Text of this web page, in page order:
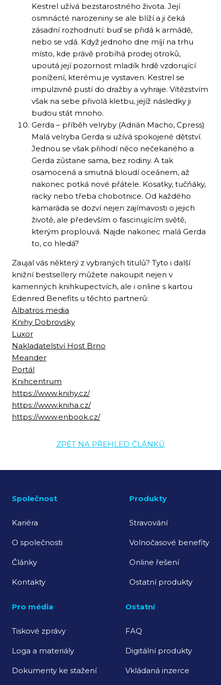
Kestrel užívá bezstarostného života. Její
osmnácté narozeniny se ale blíží a ji čeká
zásadní rozhodnutí: buď se přidá k armádě,
nebo se vdá. Když jednoho dne míjí na trhu
místo, kde právě probíhá prodej otroků,
upoutá její pozornost mladík hrdě vzdorující
ponížení, kterému je vystaven. Kestrel se
impulzivně pustí do dražby a vyhraje. Vítězstvím
však na sebe přivolá kletbu, jejíž následky ji
budou stát mnoho.
Gerda – příběh velryby (Adrián Macho, Cpress)
Malá velryba Gerda si užívá spokojené dětství.
Jednou se však přihodí něco nečekaného a
Gerda zůstane sama, bez rodiny. A tak
osamocená a smutná bloudí oceánem, až
nakonec potká nové přátele. Kosatky, tučňáky,
racky nebo třeba chobotnice. Od každého
kamaráda se dozví nejen zajímavosti o jejich
životě, ale především o fascinujícím světě,
kterým proplouvá. Najde nakonec malá Gerda
to, co hledá?
Zaujal vás některý z vybraných titulů? Tyto i další
knižní bestsellery můžete nakoupit nejen v
kamenných knihkupectvích, ale i online s kartou
Edenred Benefits u těchto partnerů:
Albatros media
Knihy Dobrovsky
Luxor
Nakladatelství Host Brno
Meander
Portál
Knihcentrum
https://www.knihy.cz/
https://www.kniha.cz/
https://www.enbook.cz/
ZPĚT NA PŘEHLED ČLÁNKŮ
Společnost
Kariéra
O společnosti
Články
Kontakty
Produkty
Stravování
Volnočasové benefity
Online řešení
Ostatní produkty
Pro média
Tiskové zprávy
Loga a materiály
Dokumenty ke stažení
Ostatní
FAQ
Digitální produkty
Vkládaná inzerce